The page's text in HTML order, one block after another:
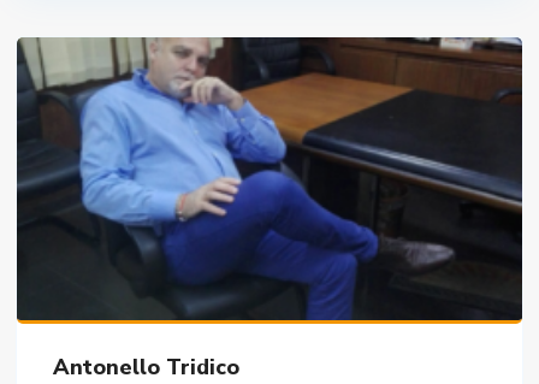
Antonello Tridico